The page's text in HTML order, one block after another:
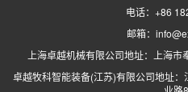
电话：+86
邮箱：
上海卓越机械有限公司地址：上海
卓越牧科智能装备(江苏)有限公司地址